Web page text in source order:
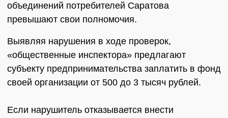
объединений потребителей Саратова
превышают свои полномочия.
Выявляя нарушения в ходе проверок,
«общественные инспектора» предлагают
субъекту предпринимательства заплатить в фонд
своей организации от 500 до 3 тысяч рублей.
Если нарушитель отказывается внести